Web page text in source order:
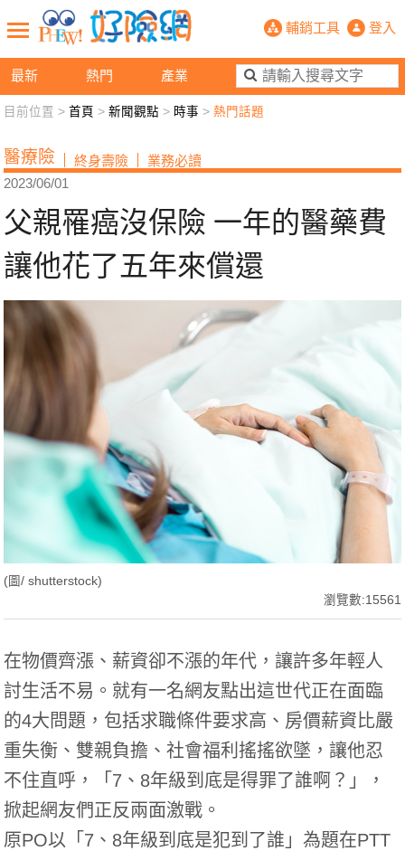
最新 熱門 產業
父親罹癌沒保險 一年的醫藥費讓
輔銷工具 登入
新聞觀點 業務交流 好險懂生活
退休先準備 好險學堂 輔銷工具 活動專區
目前位置 >首頁 >新聞觀點 > 時事 >熱門話題
醫療險 終身壽險 業務必讀
2023/06/01
父親罹癌沒保險 一年的醫藥費
讓他花了五年來償還
(圖/ shutterstock)
瀏覽數:15561
在物價齊漲、薪資卻不漲的年代，讓許多年輕人
討生活不易。就有一名網友點出這世代正在面臨
的4大問題，包括求職條件要求高、房價薪資比嚴
重失衡、雙親負擔、社會福利搖搖欲墜，讓他忍
不住直呼，「7、8年級到底是得罪了誰啊？」，
掀起網友們正反兩面激戰。
原PO以「7、8年級到底是犯到了誰」為題在PTT